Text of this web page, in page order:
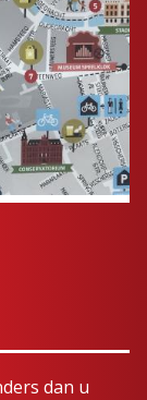
dan u